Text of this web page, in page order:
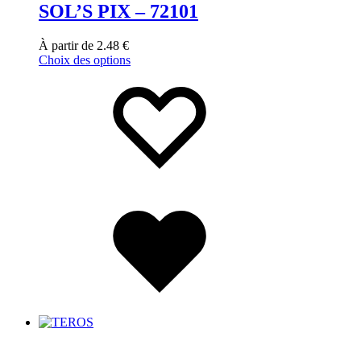
SOL’S PIX – 72101
À partir de 2.48 €
Choix des options